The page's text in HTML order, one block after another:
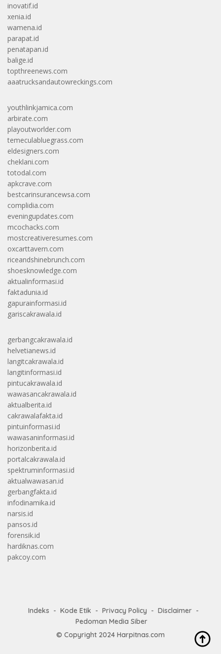
inovatif.id
xenia.id
wamena.id
parapat.id
penatapan.id
balige.id
topthreenews.com
aaatrucksandautowreckings.com
youthlinkjamica.com
arbirate.com
playoutworlder.com
temeculabluegrass.com
eldesigners.com
cheklani.com
totodal.com
apkcrave.com
bestcarinsurancewsa.com
complidia.com
eveningupdates.com
mcochacks.com
mostcreativeresumes.com
oxcarttavern.com
riceandshinebrunch.com
shoesknowledge.com
aktualinformasi.id
faktadunia.id
gapurainformasi.id
gariscakrawala.id
gerbangcakrawala.id
helvetianews.id
langitcakrawala.id
langitinformasi.id
pintucakrawala.id
wawasancakrawala.id
aktualberita.id
cakrawalafakta.id
pintuinformasi.id
wawasaninformasi.id
horizonberita.id
portalcakrawala.id
spektruminformasi.id
aktualwawasan.id
gerbangfakta.id
infodinamika.id
narsis.id
pansos.id
forensik.id
hardiknas.com
pakcoy.com
Indeks Kode Etik Privacy Policy
Disclaimer
Pedoman Media Siber
© Copyright 2024 Harpitnas.com